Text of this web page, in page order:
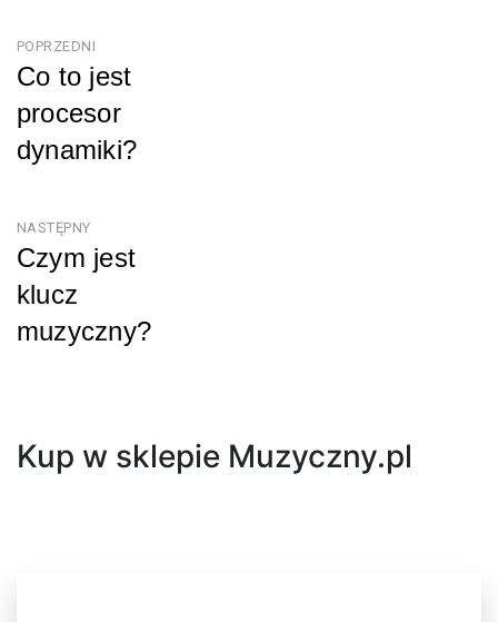
Nawigacja
wpisu
POPRZEDNI
Co to jest
procesor
dynamiki?
NASTĘPNY
Czym jest
klucz
muzyczny?
Kup w sklepie Muzyczny.pl